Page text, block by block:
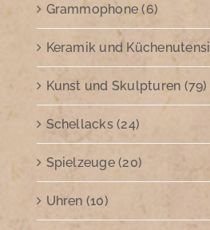
Grammophone (6)
Keramik und
Kunst und Skulpturen (79)
Schellacks (24)
Spielzeuge (20)
Uhren (10)